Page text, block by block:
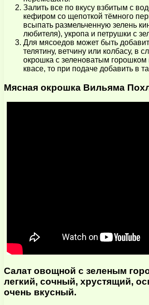
Залить все по вкусу взбитым с
кефиром со щепоткой тёмного
всыпать размельченную зелень
любителя), укропа и петрушки с
Для мясоедов может быть
телятину, ветчину или колбасу, в
окрошка с зеленоватым горошком
квасе, то при подаче добавить в
Мясная окрошка Вильяма
Салат овощной с зеленым
легкий, сочный, хрустящий,
очень вкусный.